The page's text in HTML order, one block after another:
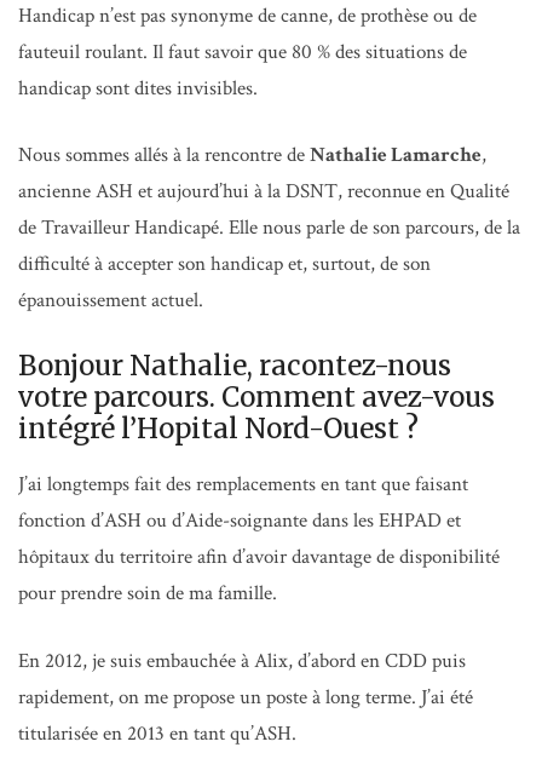
Handicap n’est pas synonyme de canne, de prothèse ou de
fauteuil roulant. Il faut savoir que 80 % des situations de
handicap sont dites invisibles.
Nous sommes allés à la rencontre deNathalie Lamarche,
ancienne ASH et aujourd’hui à la DSNT, reconnue en Qualité
de Travailleur Handicapé. Elle nous parle de son parcours, de la
difficulté à accepter son handicap et, surtout, de son
épanouissement actuel.
Bonjour Nathalie, racontez-nous
votre parcours. Comment avez-vous
intégré l’Hopital Nord-Ouest ?
J’ai longtemps fait des remplacements en tant que faisant
fonction d’ASH ou d’Aide-soignante dans les EHPAD et
hôpitaux du territoire afin d’avoir davantage de disponibilité
pour prendre soin de ma famille.
En 2012, je suis embauchée à Alix, d’abord en CDD puis
rapidement, on me propose un poste à long terme. J’ai été
titularisée en 2013 en tant qu’ASH.